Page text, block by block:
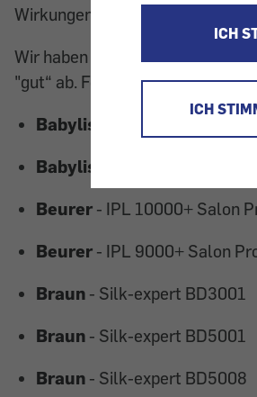
ICH
ICH
Wirkungen angeht. -
Wir haben insgesamt 26 IPL-
"gut“ ab. Folgende Produkte
Babyliss
Babyliss
Beurer - IPL 10000+ Salon
Beurer - IPL 9000+ Salon
Braun - Silk-expert BD3001
Braun - Silk-expert BD5001
Braun - Silk-expert BD5008